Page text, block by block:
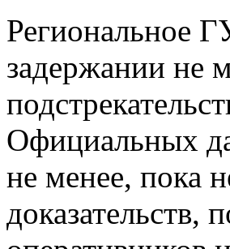
Региональное
задержании не
Официальных
не менее, пока
доказательств,